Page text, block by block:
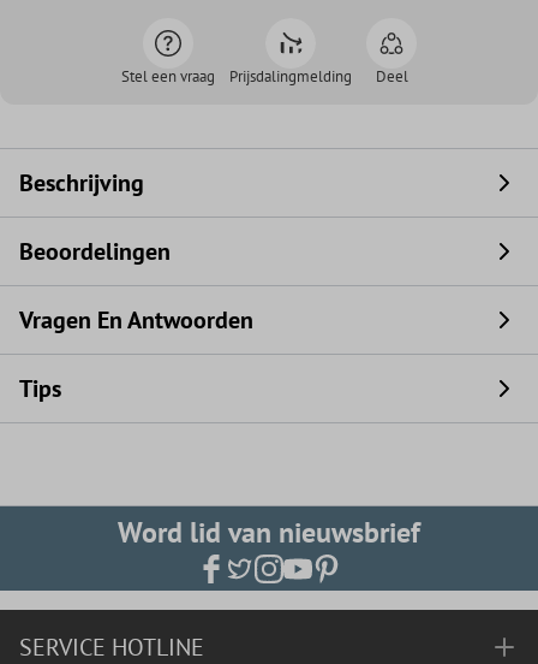
Stel een vraag Prijsdalingmelding Deel
Beschrijving
Beoordelingen
Vragen En Antwoorden
Tips
Word lid van nieuwsbrief
SERVICE HOTLINE